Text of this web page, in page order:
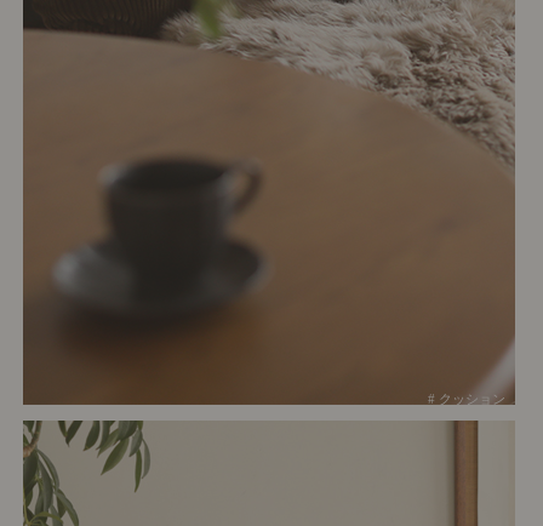
# クッション